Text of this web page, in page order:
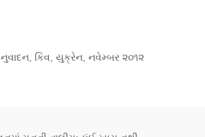
કિવ, યુક્રેન, નવેમ્બર ૨૦૧૨